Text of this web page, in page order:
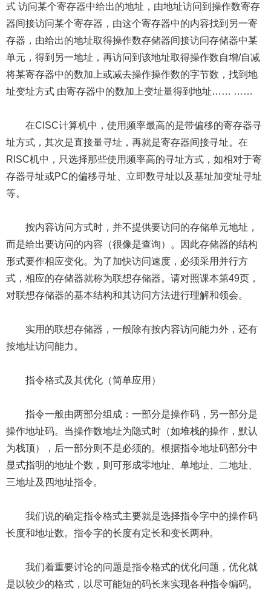
式 访问某个寄存器中给出的地址，由地址访问到操作数寄存
器间接访问某个寄存器，由这个寄存器中的内容找到另一寄
存器，由给出的地址取得操作数存储器间接访问存储器中某
单元，得到另一地址，再访问到该地址取得操作数自增/自减
将某寄存器中的数加上或减去操作操作数的字节数，找到地
址变址方式 由寄存器中的数加上变址量得到地址…… ……
在CISC计算机中，使用频率最高的是带偏移的寄存器寻
址方式，其次是直接量寻址，再就是寄存器间接寻址。在
RISC机中，只选择那些使用频率高的寻址方式，如相对于寄
存器寻址或PC的偏移寻址、立即数寻址以及基址加变址寻址
等。
按内容访问方式时，并不提供要访问的存储单元地址，
而是给出要访问的内容（很像是查询）。因此存储器的结构
形式要作相应变化。为了加快访问速度，必须采用并行方
式，相应的存储器就称为联想存储器。请对照课本第49页，
对联想存储器的基本结构和其访问方法进行理解和领会。
实用的联想存储器，一般除有按内容访问能力外，还有
按地址访问能力。
指令格式及其优化（简单应用）
指令一般由两部分组成：一部分是操作码，另一部分是
操作地址码。当操作数地址为隐式时（如堆栈的操作，默认
为栈顶），后一部分则不是必须的。根据指令地址码部分中
显式指明的地址个数，则可形成零地址、单地址、二地址、
三地址及四地址指令。
我们说的确定指令格式主要就是选择指令字中的操作码
长度和地址数。指令字的长度有定长和变长两种。
我们着重要讨论的问题是指令格式的优化问题，优化就
是以较少的格式，以尽可能短的码长来实现各种指令编码。